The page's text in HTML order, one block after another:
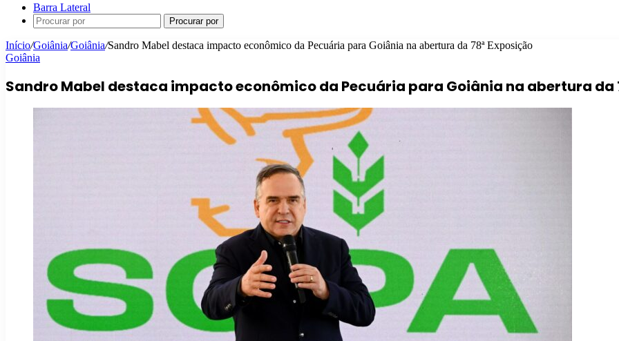
Barra Lateral
Procurar por
Início/Goiânia/Goiânia/Sandro Mabel destaca impacto econômico da Pecuária para Goiânia na abertura da 78ª Exposição
Goiânia
Sandro Mabel destaca impacto econômico da Pecuária para Goiânia na abertura da